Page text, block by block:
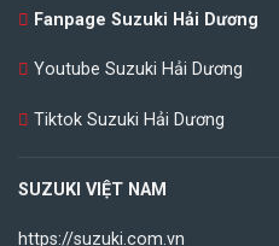
Fanpage Suzuki Hải Dương
Youtube Suzuki Hải Dương
Tiktok Suzuki Hải Dương
SUZUKI VIỆT NAM
https://suzuki.com.vn